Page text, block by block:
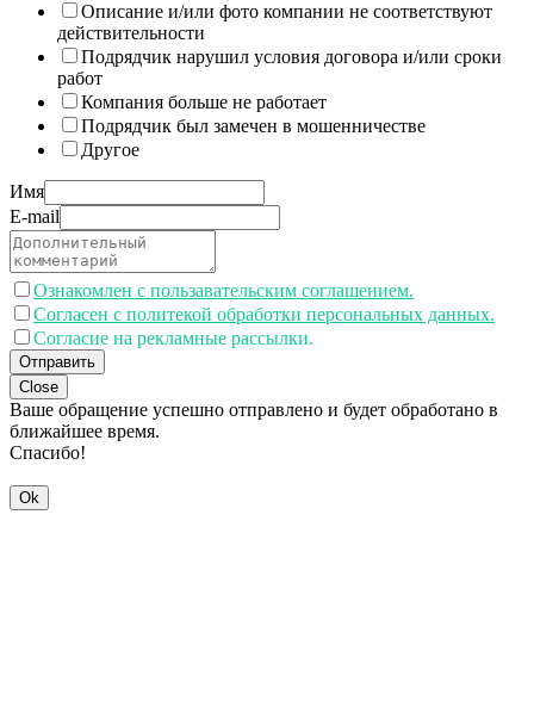
Описание и/или фото компании не соответствуют
действительности
Подрядчик нарушил условия договора и/или сроки
работ
Компания больше не работает
Подрядчик был замечен в мошенничестве
Другое
Имя
E-mail
Ознакомлен с пользавательским соглашением.
Согласен с политекой обработки персональных данных.
Согласие на рекламные рассылки.
Отправить
Close
Ваше обращение успешно отправлено и будет обработано в
ближайшее время.
Спасибо!
Ok